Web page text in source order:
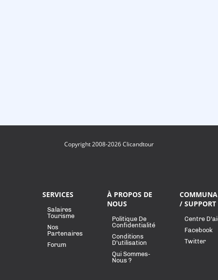
Copyright 2008-2026 Clicandtour
SERVICES
Salaires
Tourisme
Nos
Partenaires
Forum
À PROPOS DE
NOUS
Politique De
Confidentialité
Conditions
D'utilisation
Qui Sommes-
Nous ?
/ SUPPORT
Centre
Facebook
Twitter